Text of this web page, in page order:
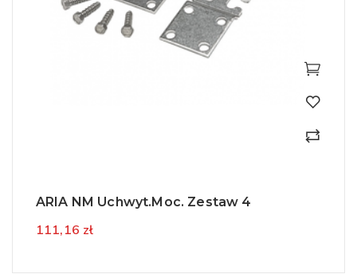
ARIA NM Uchwyt.moc. Zestaw 4
111,16 zł